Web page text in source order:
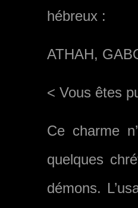
hébreux :
ATHAH,
< Vous êtes
Ce charme
quelques
démons.